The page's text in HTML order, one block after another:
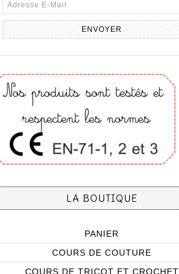
LA BOUTIQUE
PANIER
COURS DE COUTURE
COURS DE TRICOT ET CROCHET